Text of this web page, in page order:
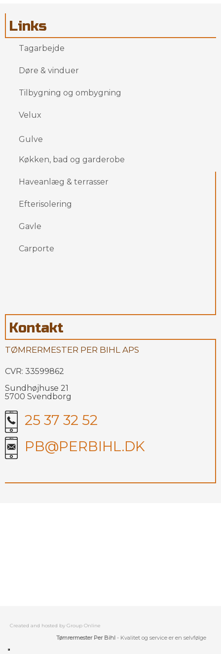
Links
Tagarbejde​
Døre & vinduer
Tilbygning og ombygning​
Velux
Gulve
Køkken, bad og garderobe
​Haveanlæg & terrasser
​Efterisolering
Gavle
Carporte
Kontakt
TØMRERMESTER PER BIHL APS
CVR: 33599862
Sundhøjhuse 21
5700 Svendborg
25 37 32 52​
PB@PERBIHL.DK
Created and hosted by Group Online
Tømrermester Per Bihl​ - Kvalitet og service er en selvfølge